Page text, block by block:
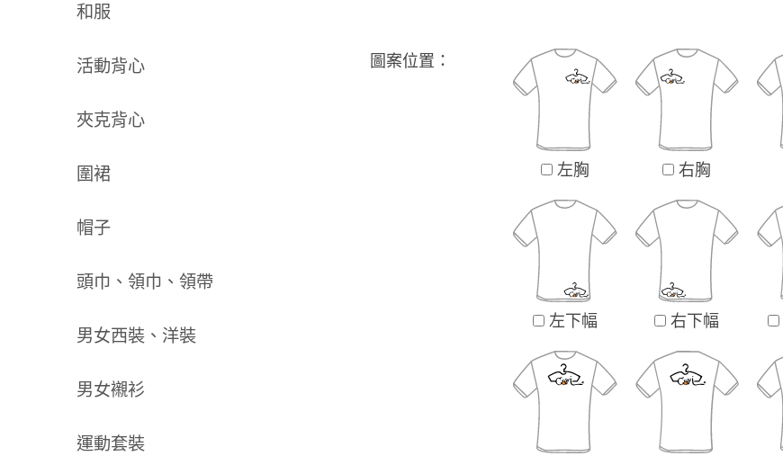
和服
活動背心
夾克背心
圍裙
帽子
頭巾、領巾、領帶
男女西裝、洋裝
男女襯衫
運動套裝
圖案位置：
左胸 右胸
左下幅 右下幅